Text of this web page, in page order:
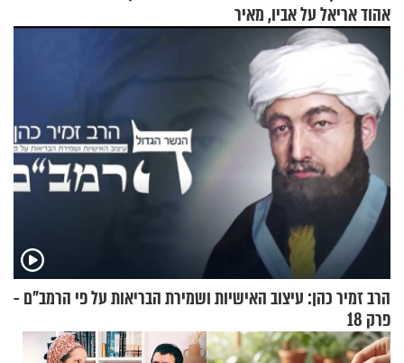
אהוד אריאל על אביו, מאיר
אריאל ז"ל
הרב זמיר כהן: עיצוב האישיות ושמירת הבריאות על פי הרמב"ם -
פרק 18